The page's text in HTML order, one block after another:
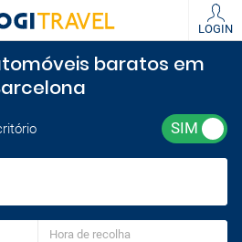
LOGIN
baratos em
Hora de recolha